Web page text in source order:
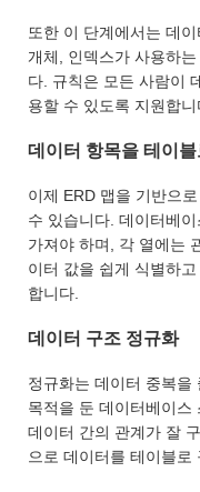
또한 이 단계에서는 데
개체, 인덱스가 사용하
다. 규칙은 모든 사람이
용할 수 있도록 지원합니
데이터 항목을 테이
이제 ERD 맵을 기반으
수 있습니다. 데이터베
가져야 하며, 각 열에는
이터 값을 쉽게 식별하
합니다.
데이터 구조 정규화
정규화는 데이터 중복을
목적을 둔 데이터베이스
데이터 간의 관계가 잘
으로 데이터를 테이블로